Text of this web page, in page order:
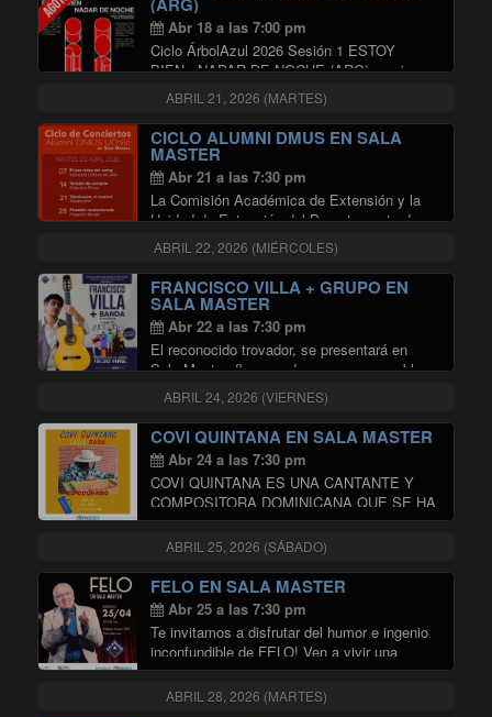
Abr 18 a las 7:00 pm
Ciclo ÁrbolAzul 2026 Sesión 1 ESTOY
BIEN+ NADAR DE NOCHE (ARG) en vivo en
Santiago Estoy Bien Concierto íntimo que
adelantará composiciones de su próximo
álbum a ser registrado durante 2026,
marcando la despedida de …
Continuar leyendo"ESTOY BIEN + NADAR DE
ABRIL 21, 2026 (MARTES)
CICLO ALUMNI DMUS EN SALA
MASTER
Abr 21 a las 7:30 pm
La Comisión Académica de Extensión y la
Unidad de Extensión del Departamento de
Música (DMUS) de la Universidad de Chile
invitan a disfrutar del ciclo de conciertos de
alumni del DMUS, que realizarán en en …
Continuar leyendo"CICLO ALUMNI DMUS EN SALA
ABRIL 22, 2026 (MIÉRCOLES)
FRANCISCO VILLA + GRUPO EN
SALA MASTER
Abr 22 a las 7:30 pm
El reconocido trovador, se presentará en
Sala Master, flanqueado por una ensamble
de virtuosos músicos, dirigidos por su hijo
Vicente, que lo acompañarán en un justiciero
recorrido por viejas y queridas canciones de
su autoría, …Continuar leyendo"FRANCISCO
ABRIL 24, 2026 (VIERNES)
COVI QUINTANA EN SALA MASTER
Abr 24 a las 7:30 pm
COVI QUINTANA ES UNA CANTANTE Y
COMPOSITORA DOMINICANA QUE SE HA
CONVERTIDO EN LA CANTAUTORA MÁS
RELEVANTE DE SU PAÍS. SU CARRERA
COMENZÓ EN EL 2012 CON SU PRIMER
ÁLBUM «IMAGINACIÓN». COVI ES UNA
CANTAUTORA …Continuar leyendo
ABRIL 25, 2026 (SÁBADO)
FELO EN SALA MASTER
Abr 25 a las 7:30 pm
Te invitamos a disfrutar del humor e ingenio
inconfundible de FELO! Ven a vivir una
jornada llena de risas y música en la
prestigiosa Sala Master de Radio
Universidad de Chile. Sábado 25 de abril …
ABRIL 28, 2026 (MARTES)